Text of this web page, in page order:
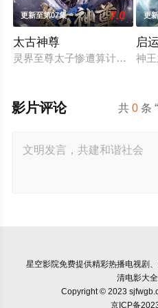
更新至第07集 7.0
太古神尊
灵界至尊太子惨遭算计身死，
更
启
神
共0 条
影片评论
星空影院免费提供精彩热播电视剧
清电影大
Copyright © 2023
京ICP备